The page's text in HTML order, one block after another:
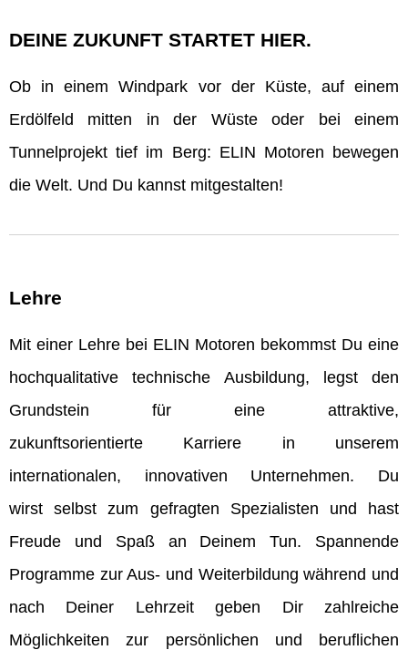
DEINE ZUKUNFT STARTET HIER.
Ob in einem Windpark vor der Küste, auf einem
Erdölfeld mitten in der Wüste oder bei einem
Tunnelprojekt tief im Berg: ELIN Motoren bewegen
die Welt. Und Du kannst mitgestalten!
Lehre
Mit einer Lehre bei ELIN Motoren bekommst Du eine
hochqualitative technische Ausbildung, legst den
Grundstein für eine attraktive,
zukunftsorientierte Karriere in unserem
internationalen, innovativen Unternehmen. Du
wirst selbst zum gefragten Spezialisten und hast
Freude und Spaß an Deinem Tun. Spannende
Programme zur Aus- und Weiterbildung während und
nach Deiner Lehrzeit geben Dir zahlreiche
Möglichkeiten zur persönlichen und beruflichen